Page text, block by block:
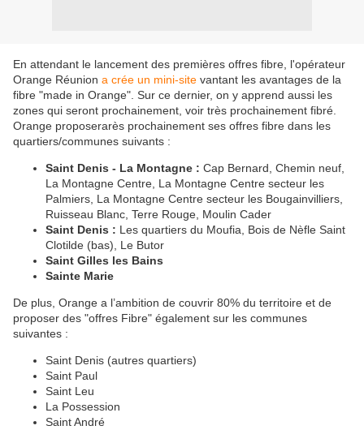
En attendant le lancement des premières offres fibre, l'opérateur
Orange Réunion a crée un mini-site vantant les avantages de la
fibre "made in Orange". Sur ce dernier, on y apprend aussi les
zones qui seront prochainement, voir très prochainement fibré.
Orange proposerarès prochainement ses offres fibre dans les
quartiers/communes suivants :
Saint Denis - La Montagne : Cap Bernard, Chemin neuf,
La Montagne Centre, La Montagne Centre secteur les
Palmiers, La Montagne Centre secteur les Bougainvilliers,
Ruisseau Blanc, Terre Rouge, Moulin Cader
Saint Denis : Les quartiers du Moufia, Bois de Nèfle Saint
Clotilde (bas), Le Butor
Saint Gilles les Bains
Sainte Marie
De plus, Orange a l’ambition de couvrir 80% du territoire et de
proposer des "offres Fibre" également sur les communes
suivantes :
Saint Denis (autres quartiers)
Saint Paul
Saint Leu
La Possession
Saint André